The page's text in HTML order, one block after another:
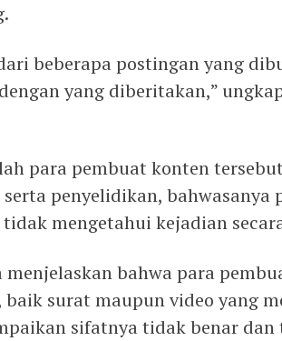
beberapa postingan yang
yang diberitakan,”
para pembuat konten
penyelidikan, bahwasanya
mengetahui kejadian
menjelaskan bahwa para
surat maupun video yang
sifatnya tidak benar dan